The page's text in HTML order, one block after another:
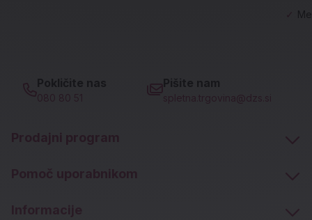
Pokličite nas
080 80 51
Pišite nam
spletna.trgovina@dzs.si
Prodajni program
Pomoč uporabnikom
Informacije